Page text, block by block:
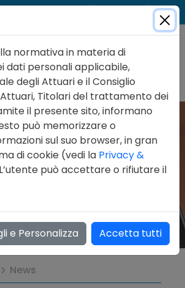
News
normativa in materia di
dati personali applicabile,
degli Attuari e il Consiglio
Attuari, Titolari del trattamento dei
il presente sito, informano
può memorizzare o
sul suo browser, in gran
di cookie (vedi la Privacy &
può accettare o rifiutare il
e Personalizza Accetta tutti